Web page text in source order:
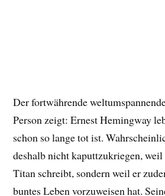
Der fortwährende
Person zeigt: Ernest Hemingway
schon so lange tot ist.
deshalb nicht kaputtzukriegen,
Titan schreibt, sondern weil er
buntes Leben vorzuweisen hat.